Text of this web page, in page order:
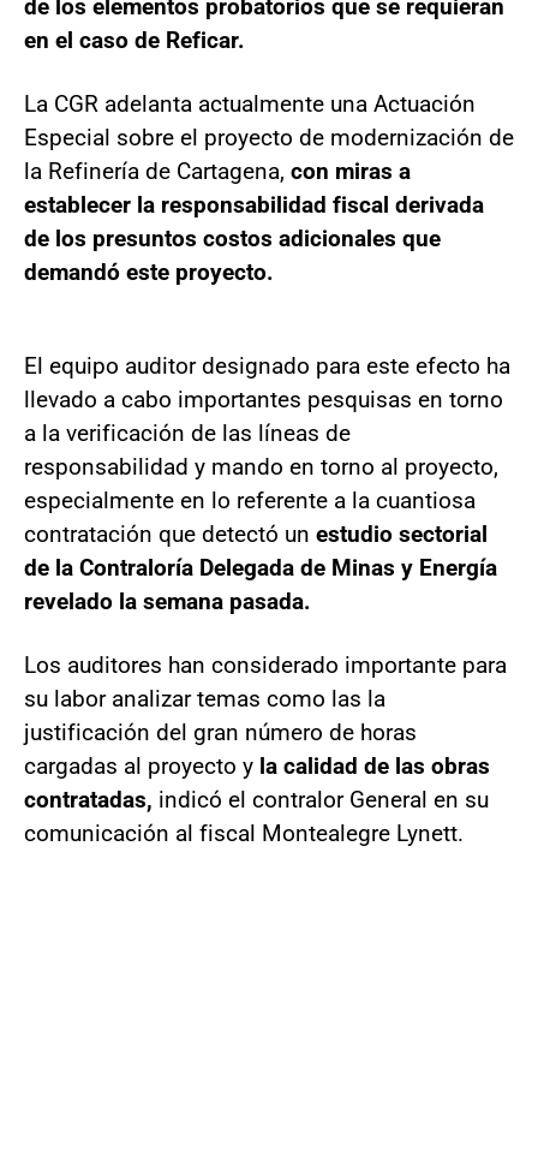
de los elementos probatorios que se requieran
en el caso de Reficar.
La CGR adelanta actualmente una Actuación
Especial sobre el proyecto de modernización de
la Refinería de Cartagena, con miras a
establecer la responsabilidad fiscal derivada
de los presuntos costos adicionales que
demandó este proyecto.
El equipo auditor designado para este efecto ha
llevado a cabo importantes pesquisas en torno
a la verificación de las líneas de
responsabilidad y mando en torno al proyecto,
especialmente en lo referente a la cuantiosa
contratación que detectó un estudio sectorial
de la Contraloría Delegada de Minas y Energía
revelado la semana pasada.
Los auditores han considerado importante para
su labor analizar temas como las la
justificación del gran número de horas
cargadas al proyecto y la calidad de las obras
contratadas, indicó el contralor General en su
comunicación al fiscal Montealegre Lynett.